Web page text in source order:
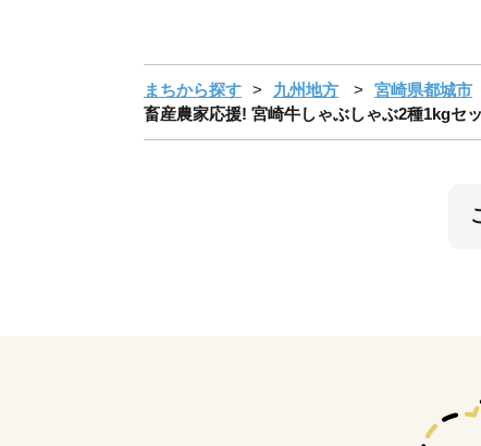
まちから探す 九州地方 宮崎県都城市
畜産農家応援! 宮崎牛しゃぶしゃぶ2種1kgセ